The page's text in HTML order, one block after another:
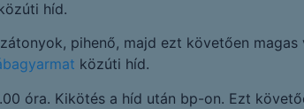
híd.
pihenő, majd ezt követően magas
közúti híd.
óra. Kikötés a híd után bp-on. Ezt